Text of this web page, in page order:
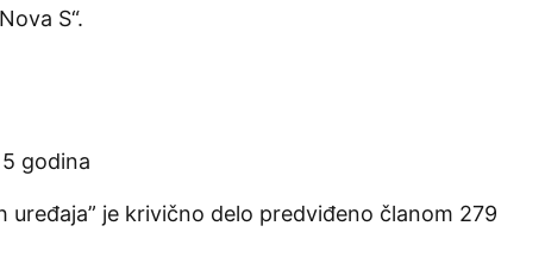
S“.
godina
uređaja” je krivično delo predviđeno članom 279